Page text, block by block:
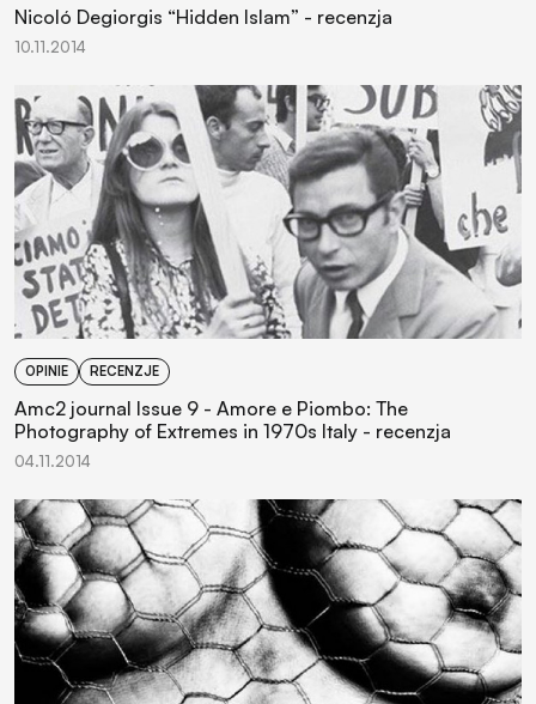
Nicoló Degiorgis “Hidden Islam” - recenzja
10.11.2014
OPINIE RECENZJE
Amc2 journal Issue 9 - Amore e Piombo: The
Photography of Extremes in 1970s Italy - recenzja
04.11.2014